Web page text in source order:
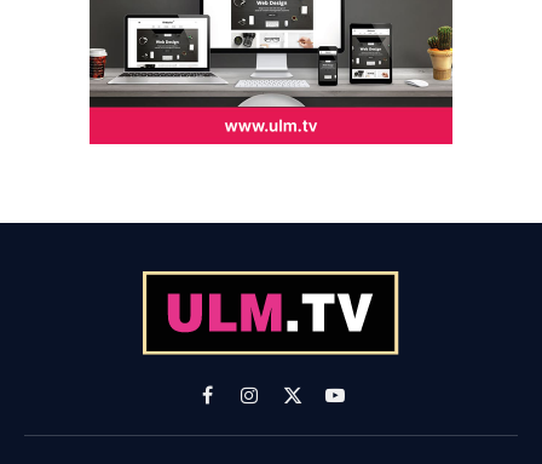
FacebookInstagram
X
(Twitter)
YouTube